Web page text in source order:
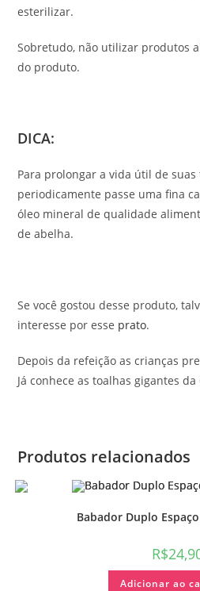
esterilizar.
Sobretudo, não utilizar produtos
do produto.
DICA:
Para prolongar a vida útil de
periodicamente passe uma fina
óleo mineral de qualidade
de abelha.
Se você gostou desse produto,
interesse por esse prato.
Depois da refeição as crianças
Já conhece as toalhas gigantes
Produtos relacionados
Babador Duplo
R$
Adicionar ao